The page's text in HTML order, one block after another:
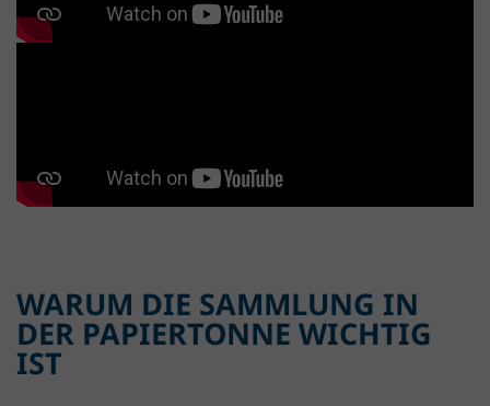
WARUM DIE SAMMLUNG IN
DER PAPIERTONNE WICHTIG
IST